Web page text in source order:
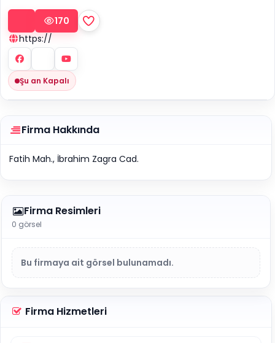
170
https://
Şu an Kapalı
Firma Hakkında
Fatih Mah., İbrahim Zagra Cad.
Firma Resimleri
0 görsel
Bu firmaya ait görsel bulunamadı.
Firma Hizmetleri